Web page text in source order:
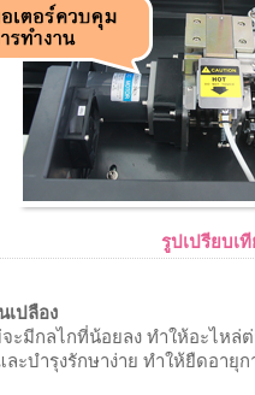
รูปเปรียบเ
เปลือง
ะมีกลไกที่น้อยลง ทำให้อะไหล่
ะบำรุงรักษาง่าย ทำให้ยืดอายุ